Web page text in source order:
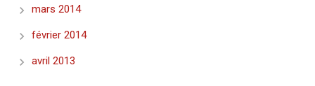
mars 2014
février 2014
avril 2013